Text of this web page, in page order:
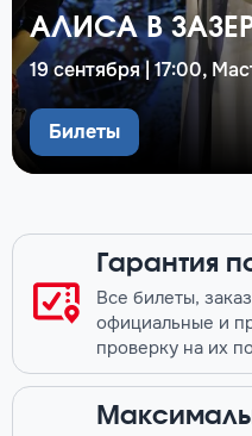
АЛИСА В
19 сентября | 17:00,
Билеты
Гарантия
Все билеты,
официальные и
проверку на их